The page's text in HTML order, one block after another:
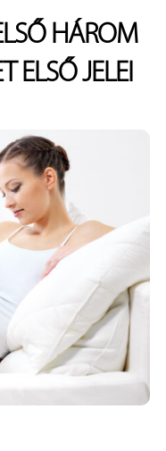
HÁROM
ELSŐ JELEI